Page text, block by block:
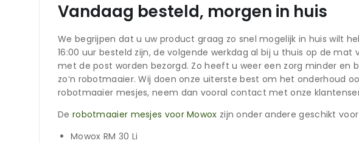
Vandaag besteld, morgen in huis
We begrijpen dat u uw product graag zo snel mogelijk in huis wilt
16:00 uur besteld zijn, de volgende werkdag al bij u thuis op de
met de post worden bezorgd. Zo heeft u weer een zorg minder
zo’n robotmaaier. Wij doen onze uiterste best om het onderhoud
robotmaaier mesjes, neem dan vooral contact met onze
De robotmaaier mesjes voor Mowox zijn onder andere geschikt
Mowox RM 30 Li